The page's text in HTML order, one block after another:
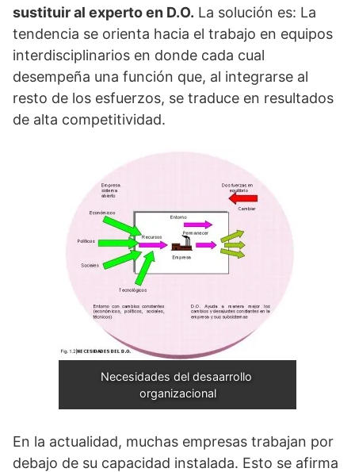
sustituir al experto en D.O. La solución es: La
tendencia se orienta hacia el trabajo en equipos
interdisciplinarios en donde cada cual
desempeña una función que, al integrarse al
resto de los esfuerzos, se traduce en resultados
de alta competitividad.
Necesidades del desaarrollo
organizacional
En la actualidad, muchas empresas trabajan por
debajo de su capacidad instalada. Esto se afirma